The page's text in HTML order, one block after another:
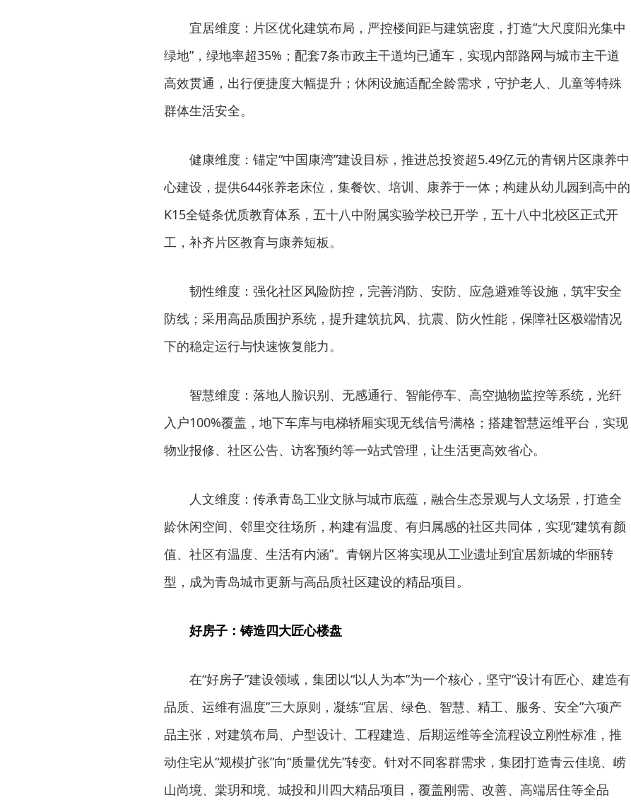
宜居维度：片区优化建筑布局，严控楼间距与建筑密度，打造“大尺度阳光集中
绿地”，绿地率超35%；配套7条市政主干道均已通车，实现内部路网与城市主干道
高效贯通，出行便捷度大幅提升；休闲设施适配全龄需求，守护老人、儿童等特殊
群体生活安全。
健康维度：锚定“中国康湾”建设目标，推进总投资超5.49亿元的青钢片区康养中
心建设，提供644张养老床位，集餐饮、培训、康养于一体；构建从幼儿园到高中的
K15全链条优质教育体系，五十八中附属实验学校已开学，五十八中北校区正式开
工，补齐片区教育与康养短板。
韧性维度：强化社区风险防控，完善消防、安防、应急避难等设施，筑牢安全
防线；采用高品质围护系统，提升建筑抗风、抗震、防火性能，保障社区极端情况
下的稳定运行与快速恢复能力。
智慧维度：落地人脸识别、无感通行、智能停车、高空抛物监控等系统，光纤
入户100%覆盖，地下车库与电梯轿厢实现无线信号满格；搭建智慧运维平台，实现
物业报修、社区公告、访客预约等一站式管理，让生活更高效省心。
人文维度：传承青岛工业文脉与城市底蕴，融合生态景观与人文场景，打造全
龄休闲空间、邻里交往场所，构建有温度、有归属感的社区共同体，实现“建筑有颜
值、社区有温度、生活有内涵”。青钢片区将实现从工业遗址到宜居新城的华丽转
型，成为青岛城市更新与高品质社区建设的精品项目。
好房子：铸造四大匠心楼盘
在“好房子”建设领域，集团以“以人为本”为一个核心，坚守“设计有匠心、建造有
品质、运维有温度”三大原则，凝练“宜居、绿色、智慧、精工、服务、安全”六项产
品主张，对建筑布局、户型设计、工程建造、后期运维等全流程设立刚性标准，推
动住宅从“规模扩张”向“质量优先”转变。针对不同客群需求，集团打造青云佳境、崂
山尚境、棠玥和境、城投和川四大精品项目，覆盖刚需、改善、高端居住等全品